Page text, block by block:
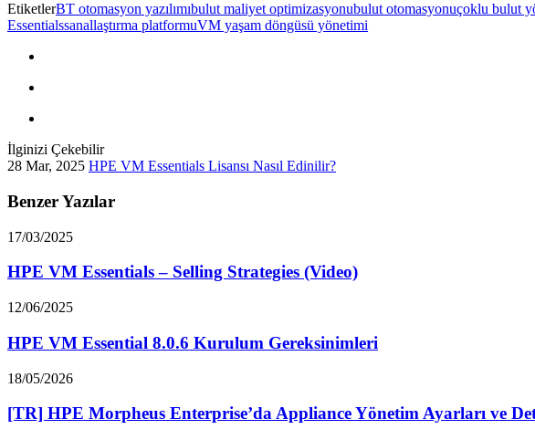
EtiketlerBT otomasyon yazılımıbulut maliyet optimizasyonubulut otomasyonuçoklu bulut
Essentialssanallaştırma platformuVM yaşam döngüsü yönetimi
İlginizi Çekebilir
28 Mar, 2025 HPE VM Essentials Lisansı Nasıl Edinilir?
Benzer Yazılar
17/03/2025
HPE VM Essentials – Selling Strategies (Video)
12/06/2025
HPE VM Essential 8.0.6 Kurulum Gereksinimleri
18/05/2026
[TR] HPE Morpheus Enterprise’da Appliance Yönetim Ayarları ve